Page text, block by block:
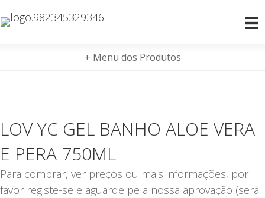
+ Menu dos Produtos
LOV YC GEL BANHO ALOE VERA
E PERA 750ML
Para comprar, ver preços ou mais informações, por
favor registe-se e aguarde pela nossa aprovação (será